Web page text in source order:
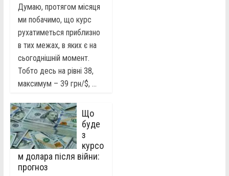
Думаю, протягом місяця
ми побачимо, що курс
рухатиметься приблизно
в тих межах, в яких є на
сьогоднішній момент.
Тобто десь на рівні 38,
максимум – 39 грн/$, ...
Що
буде
з
курсо
м долара після війни:
прогноз